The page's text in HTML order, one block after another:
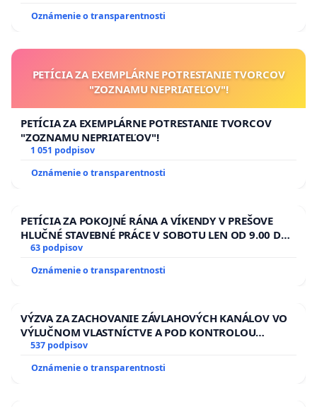
Oznámenie o transparentnosti
PETÍCIA ZA EXEMPLÁRNE POTRESTANIE TVORCOV
"ZOZNAMU NEPRIATEĽOV"!
PETÍCIA ZA EXEMPLÁRNE POTRESTANIE TVORCOV
"ZOZNAMU NEPRIATEĽOV"!
1 051 podpisov
Oznámenie o transparentnosti
PETÍCIA ZA POKOJNÉ RÁNA A VÍKENDY V PREŠOVE
HLUČNÉ STAVEBNÉ PRÁCE V SOBOTU LEN OD 9.00 DO
13.00 HOD., CEZ PRACOVNÝ TÝŽDEŇ CIEĽ 8.00 – 18.00
ĎUMBIERSKEJ/MAGU
63 podpisov
Oznámenie o transparentnosti
VÝZVA ZA ZACHOVANIE ZÁVLAHOVÝCH KANÁLOV VO
VÝLUČNOM VLASTNÍCTVE A POD KONTROLOU
SLOVENSKEJ REPUBLIKY & žiadosť na riešenie
kanálov na Slovensku
537 podpisov
Oznámenie o transparentnosti